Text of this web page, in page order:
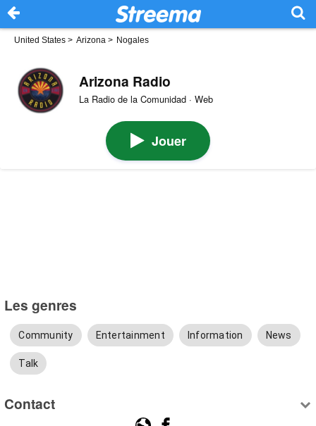
United States > Arizona > Nogales
Arizona Radio
La Radio de la Comunidad · Web
Jouer
Les genres
Community Entertainment Information News
Talk
Contact